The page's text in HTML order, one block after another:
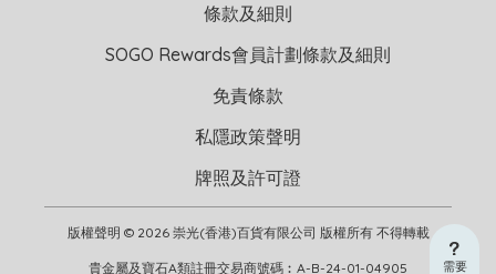
需要
版權聲明 © 2026 崇光(香港)百貨有限公司 版權所有 不得轉載
貴金屬及寶石A類註冊交易商號碼︰A-B-24-01-04905
條款及細則
SOGO Rewards會員計劃條款及細則
免責條款
私隱政策聲明
牌照及許可證